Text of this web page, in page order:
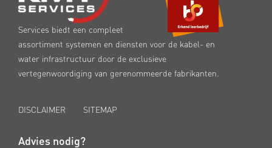
Services biedt een compleet
assortiment systemen en diensten voor de kabel- en
water infrastructuur door de exclusieve
vertegenwoordiging van gerenommeerde fabrikanten.
DISCLAIMER SITEMAP
Advies nodig?